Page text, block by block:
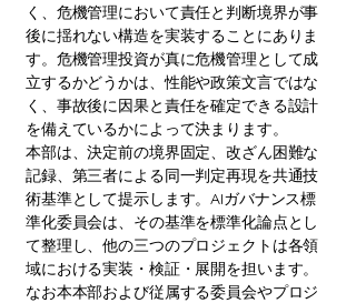
く、危機管理において責任と判断境界が事
後に揺れない構造を実装することにありま
す。危機管理投資が真に危機管理として成
立するかどうかは、性能や政策文言ではな
く、事故後に因果と責任を確定できる設計
を備えているかによって決まります。
本部は、決定前の境界固定、改ざん困難な
記録、第三者による同一判定再現を共通技
術基準として提示します。AIガバナンス標
準化委員会は、その基準を標準化論点とし
て整理し、他の三つのプロジェクトは各領
域における実装・検証・展開を担います。
なお本本部および従属する委員会やプロジ